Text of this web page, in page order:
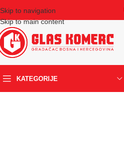
Skip to navigation
Skip to main content
KATEGORIJE